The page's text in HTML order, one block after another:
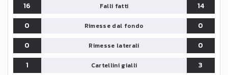
16
Falli fatti
14
0
Rimesse dal fondo
0
0
Rimesse laterali
0
1
Cartellini gialli
3